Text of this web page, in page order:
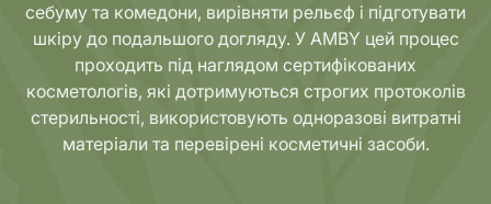
себуму та комедони, вирівняти рельєф і підготувати
шкіру до подальшого догляду. У AMBY цей процес
проходить під наглядом сертифікованих
косметологів, які дотримуються строгих протоколів
стерильності, використовують одноразові витратні
матеріали та перевірені косметичні засоби.